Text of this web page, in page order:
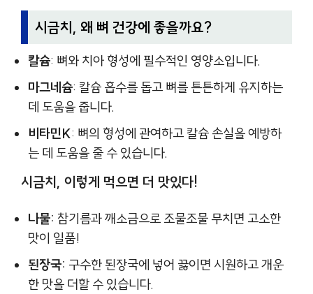
시금치, 왜 뼈 건강에 좋을까요?
칼슘: 뼈와 치아 형성에 필수적인 영양소입니다.
마그네슘: 칼슘 흡수를 돕고 뼈를 튼튼하게 유지하는
데 도움을 줍니다.
비타민K: 뼈의 형성에 관여하고 칼슘 손실을 예방하
는 데 도움을 줄 수 있습니다.
시금치, 이렇게 먹으면 더 맛있다!
나물: 참기름과 깨소금으로 조물조물 무치면 고소한
맛이 일품!
된장국: 구수한 된장국에 넣어 끓이면 시원하고 개운
한 맛을 더할 수 있습니다.